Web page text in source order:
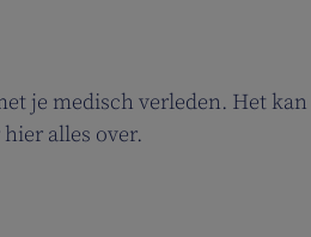
je medisch verleden. Het
alles over.